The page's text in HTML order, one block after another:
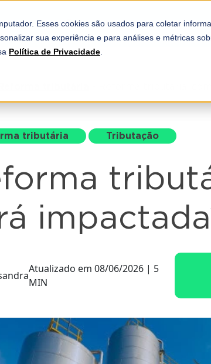
Esses cookies são usados para coletar
sua experiência e para análises e métricas
Política de Privacidade
SOLUÇÕES A DOOTAX
tributária Tributação
Atualizado em 08/06/2026 | 5
MIN